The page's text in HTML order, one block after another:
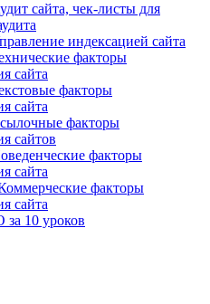
сайта, чек-листы для
индексацией сайта
факторы
сайта
факторы
сайта
факторы
сайтов
факторы
сайта
факторы
сайта
за 10 уроков